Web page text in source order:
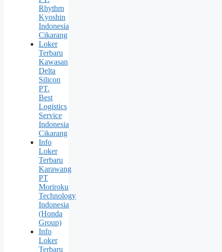
Rhythm
Kyoshin
Indonesia
Cikarang
Loker
Terbaru
Kawasan
Delta
Silicon
PT.
Best
Logistics
Service
Indonesia
Cikarang
Info
Loker
Terbaru
Karawang
PT
Moriroku
Technology
Indonesia
(Honda
Group)
Info
Loker
Terbaru